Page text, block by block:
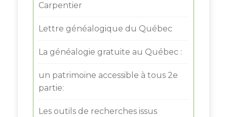
Carpentier
Lettre généalogique du Québec
La généalogie gratuite au Québec :
un patrimoine accessible à tous 2e
partie:
Les outils de recherches issus